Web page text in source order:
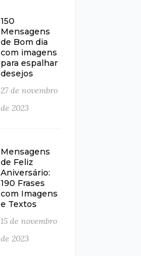
150
Mensagens
de Bom dia
com imagens
para espalhar
desejos
27 de novembro
de 2023
Mensagens
de Feliz
Aniversário:
190 Frases
com Imagens
e Textos
15 de novembro
de 2023